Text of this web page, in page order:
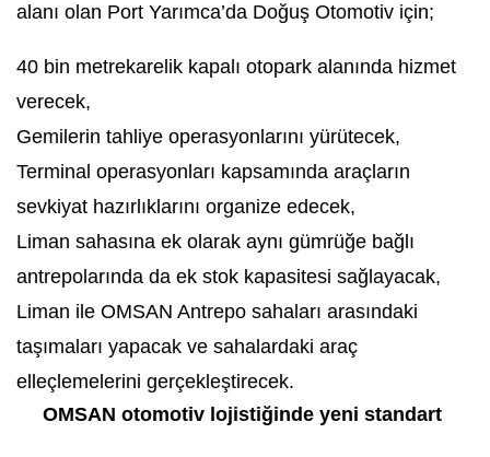
alanı olan Port Yarımca’da Doğuş Otomotiv için;
40 bin metrekarelik kapalı otopark alanında hizmet
verecek,
Gemilerin tahliye operasyonlarını yürütecek,
Terminal operasyonları kapsamında araçların
sevkiyat hazırlıklarını organize edecek,
Liman sahasına ek olarak aynı gümrüğe bağlı
antrepolarında da ek stok kapasitesi sağlayacak,
Liman ile OMSAN Antrepo sahaları arasındaki
taşımaları yapacak ve sahalardaki araç
elleçlemelerini gerçekleştirecek.
OMSAN otomotiv lojistiğinde yeni standart